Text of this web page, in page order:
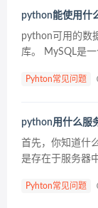
python能使用什
python可用的数
库。 MySQL是
系型数据库管理
Pyhton常见问题
python用什么服
首先，你知道什
是存在于服务器
器，应用程序（
Pyhton常见问题